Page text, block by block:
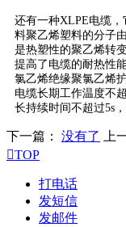
还有一种XLPE电缆
料聚乙烯塑料的分子
是热塑性的聚乙烯转
提高了电缆的耐热性
氯乙烯绝缘聚氯乙烯
电缆长期工作温度不
长持续时间不超过5s
下一篇： 没有了 上
TOP
打电话
发短信
发邮件